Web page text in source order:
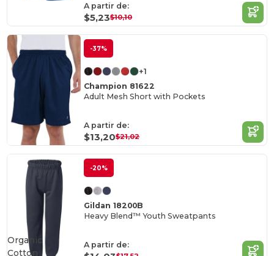
A partir de:
$5,23$10,10
-37%
+1
Champion 81622
Adult Mesh Short with Pockets
A partir de:
$13,20$21,02
-20%
Gildan 18200B
Heavy Blend™ Youth Sweatpants
A partir de:
Organic
Cotton